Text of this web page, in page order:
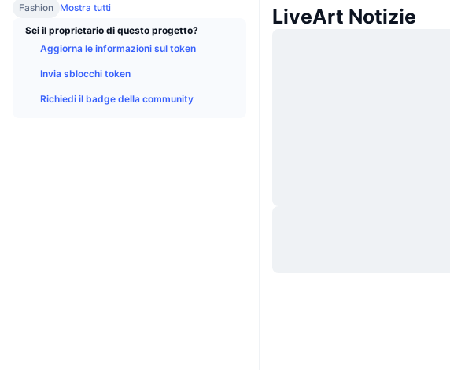
Fashion Mostra tutti
Sei il proprietario di questo progetto?
Aggiorna le informazioni sul token
Invia sblocchi token
Richiedi il badge della community
LiveArt Notizie